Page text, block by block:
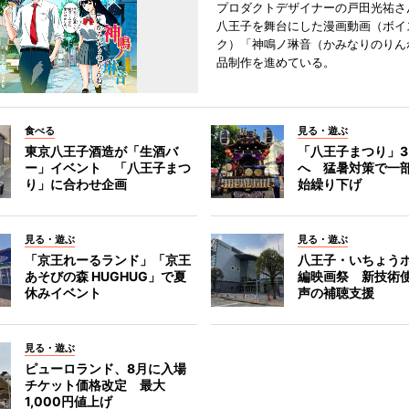
プロダクトデザイナーの戸田光祐
八王子を舞台にした漫画動画（ボ
ク）「神鳴ノ琳音（かみなりのり
品制作を進めている。
食べる
東京八王子酒造が「生酒バ
ー」イベント 「八王子まつ
り」に合わせ企画
見る・遊ぶ
「八王子まつり」
へ 猛暑対策で一
始繰り下げ
見る・遊ぶ
「京王れーるランド」「京王
あそびの森 HUGHUG」で夏
休みイベント
見る・遊ぶ
八王子・いちょう
編映画祭 新技術
声の補聴支援
見る・遊ぶ
ピューロランド、8月に入場
チケット価格改定 最大
1,000円値上げ